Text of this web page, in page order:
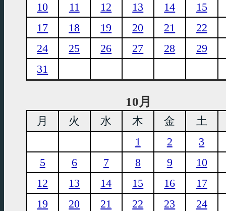
10
11 12 13 14
15
17
18 19 20 21
22
24
25 26 27 28
29
31
10月
月 火 水 木 金
土
1
2
3
5
6 7 8 9
10
12
13 14 15 16
17
19
20 21 22 23
24